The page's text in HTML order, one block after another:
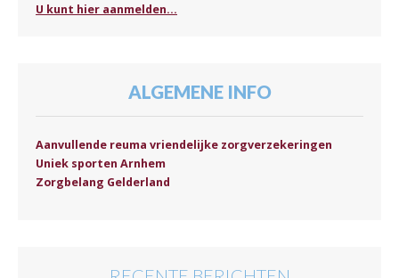
U kunt hier aanmelden...
ALGEMENE INFO
Aanvullende reuma vriendelijke zorgverzekeringen
Uniek sporten Arnhem
Zorgbelang Gelderland